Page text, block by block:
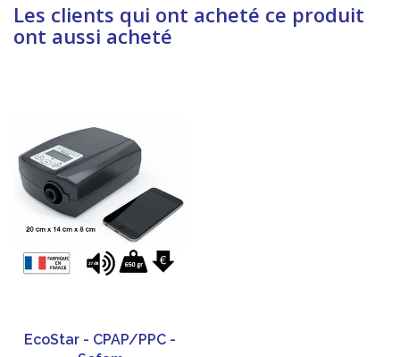
Les clients qui ont acheté ce produit
ont aussi acheté
EcoStar - CPAP/PPC -